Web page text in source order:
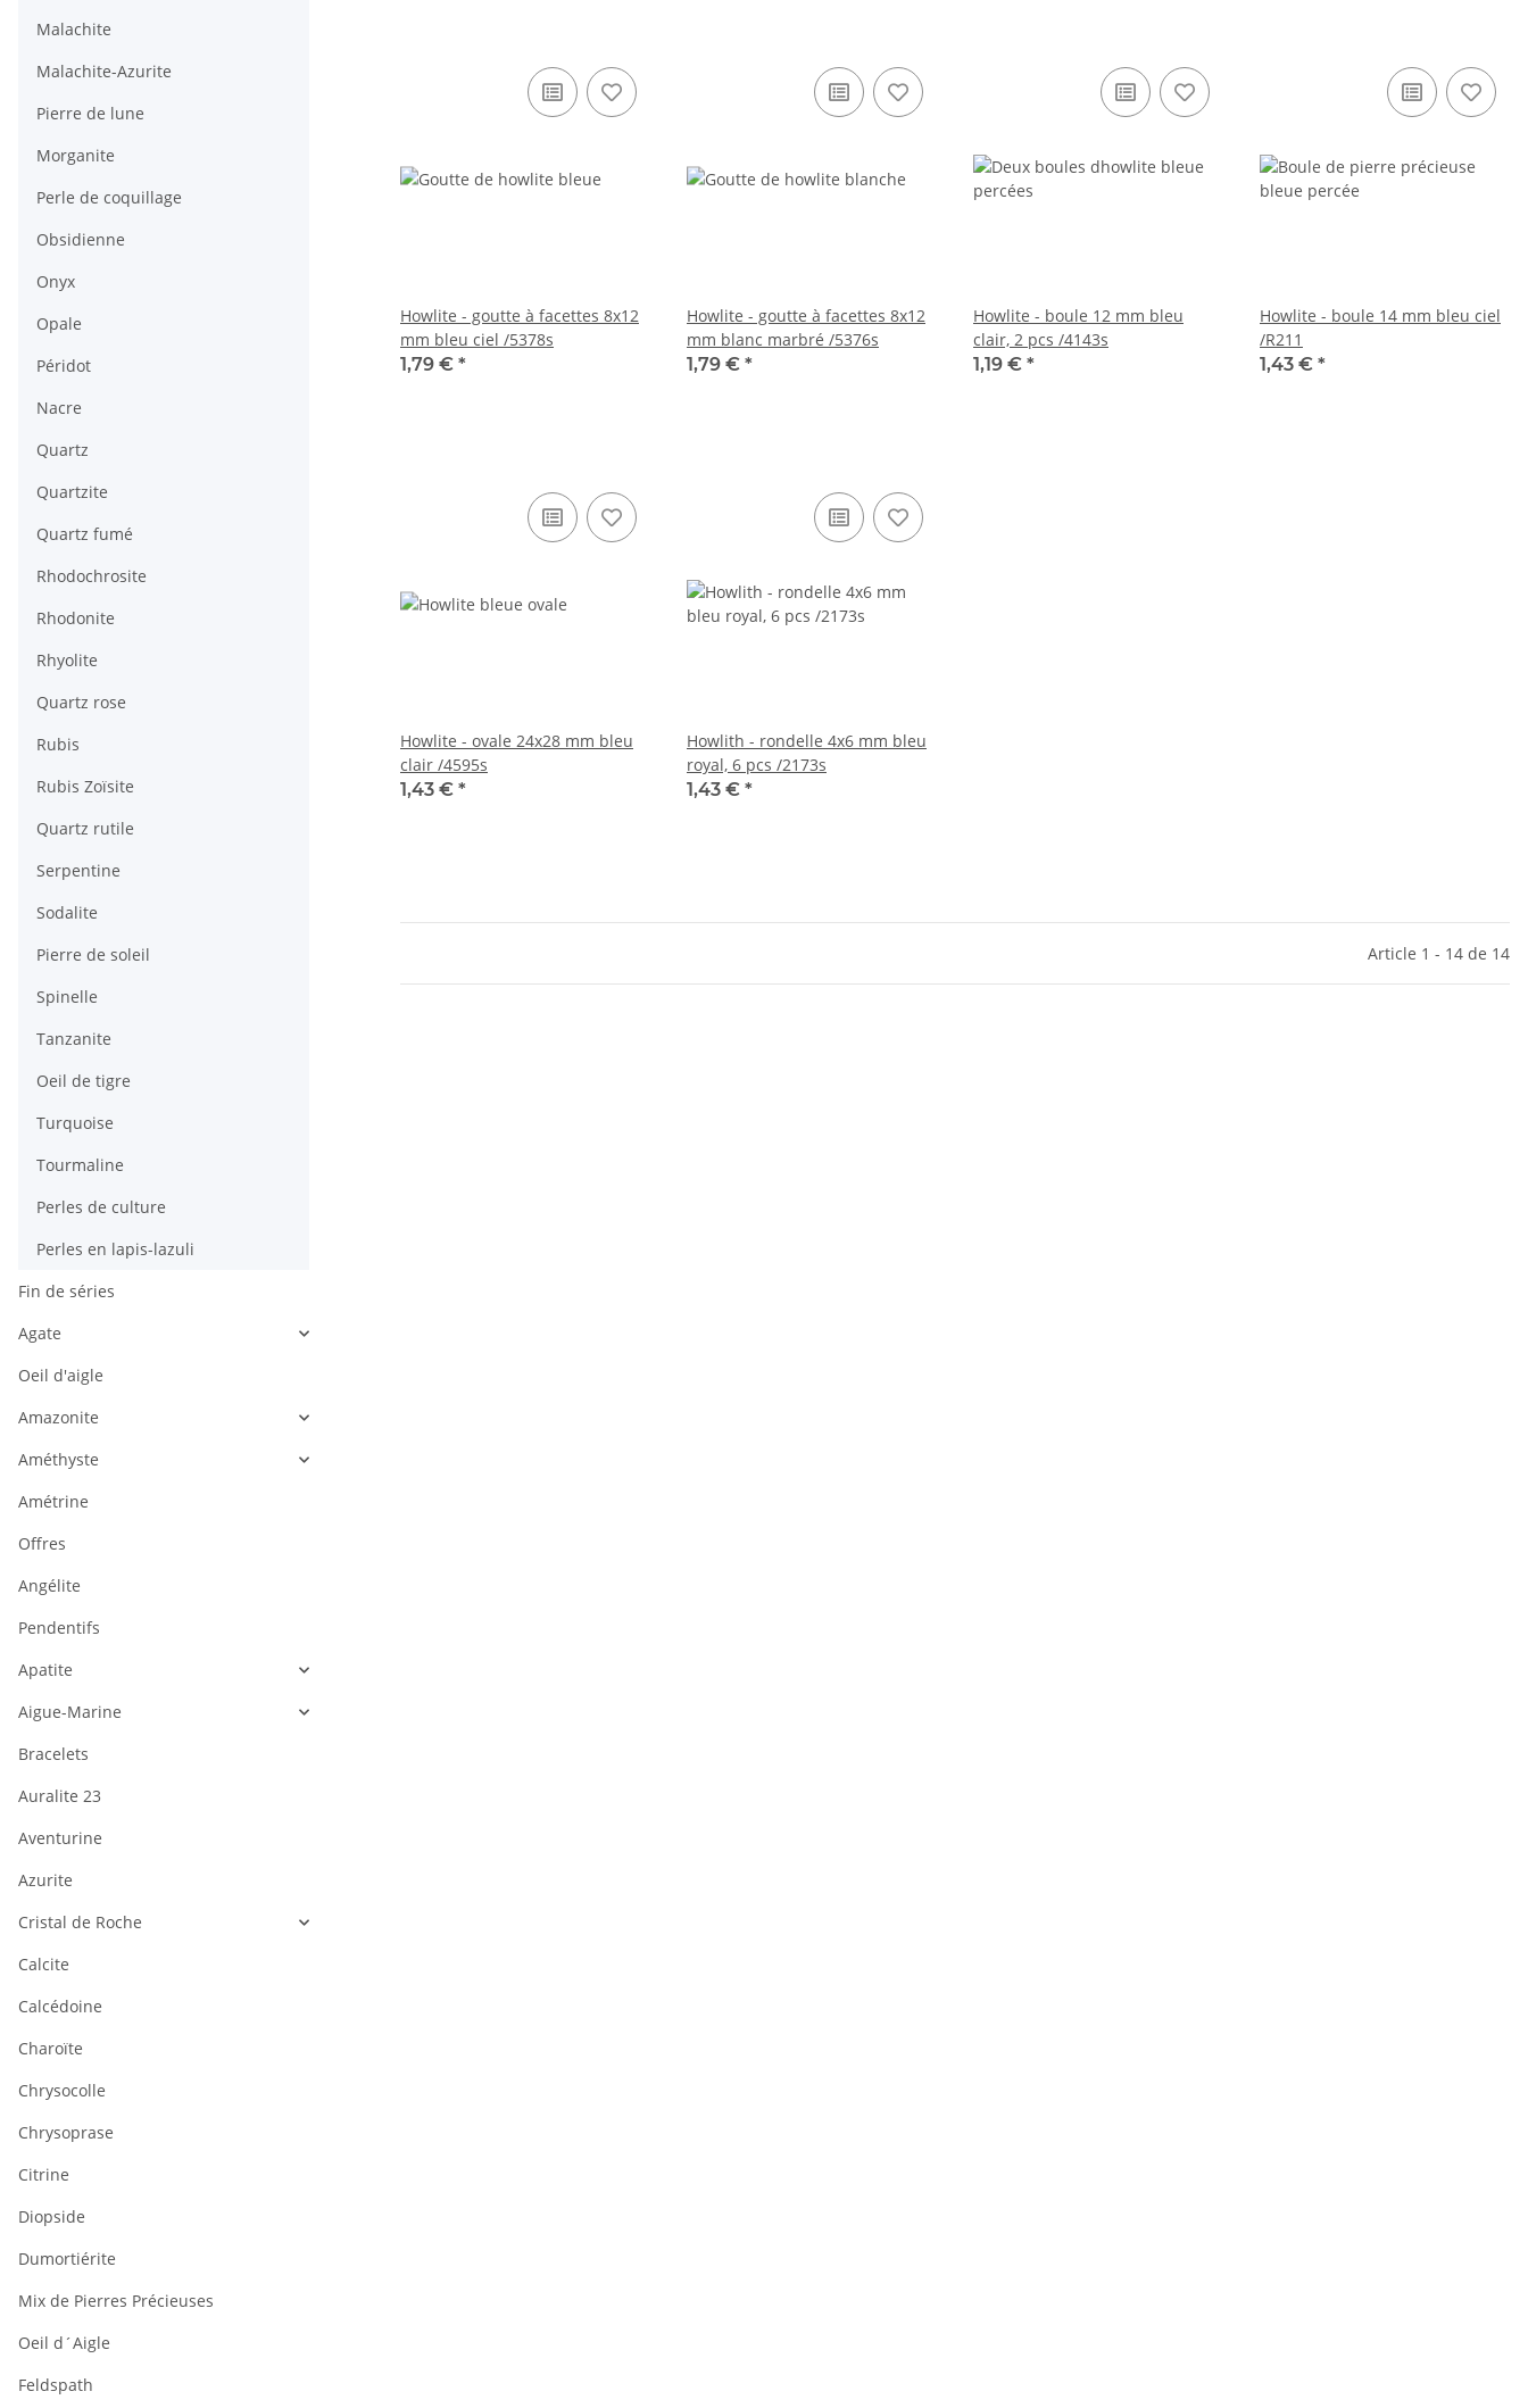
Howlite - goutte à facettes 8x12
mm bleu ciel /5378s
1,79 € *
Howlite - goutte à facettes 8x12
mm blanc marbré /5376s
1,79 € *
Howlite - boule 12 mm bleu
clair, 2 pcs /4143s
1,19 € *
Howlite - boule 14 mm bleu ciel
/R211
1,43 € *
Howlite - ovale 24x28 mm bleu
clair /4595s
1,43 € *
Howlith - rondelle 4x6 mm bleu
royal, 6 pcs /2173s
1,43 € *
Article 1 - 14 de 14
Malachite
Malachite-Azurite
Pierre de lune
Morganite
Perle de coquillage
Obsidienne
Onyx
Opale
Péridot
Nacre
Quartz
Quartzite
Quartz fumé
Rhodochrosite
Rhodonite
Rhyolite
Quartz rose
Rubis
Rubis Zoïsite
Quartz rutile
Serpentine
Sodalite
Pierre de soleil
Spinelle
Tanzanite
Oeil de tigre
Turquoise
Tourmaline
Perles de culture
Perles en lapis-lazuli
Fin de séries
Agate
Oeil d'aigle
Amazonite
Améthyste
Amétrine
Offres
Angélite
Pendentifs
Apatite
Aigue-Marine
Bracelets
Auralite 23
Aventurine
Azurite
Cristal de Roche
Calcite
Calcédoine
Charoïte
Chrysocolle
Chrysoprase
Citrine
Diopside
Dumortiérite
Mix de Pierres Précieuses
Oeil d´Aigle
Feldspath